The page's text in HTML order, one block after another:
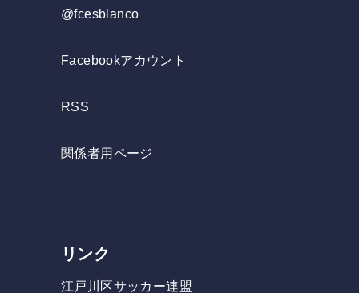
@fcesblanco
Facebookアカウント
RSS
関係者用ページ
リンク
江戸川区サッカー連盟